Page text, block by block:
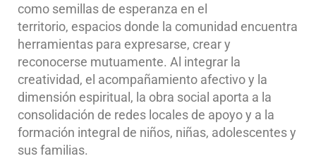
como semillas de esperanza en el
territorio, espacios donde la comunidad encuentra
herramientas para expresarse, crear y
reconocerse mutuamente. Al integrar la
creatividad, el acompañamiento afectivo y la
dimensión espiritual, la obra social aporta a la
consolidación de redes locales de apoyo y a la
formación integral de niños, niñas, adolescentes y
sus familias.